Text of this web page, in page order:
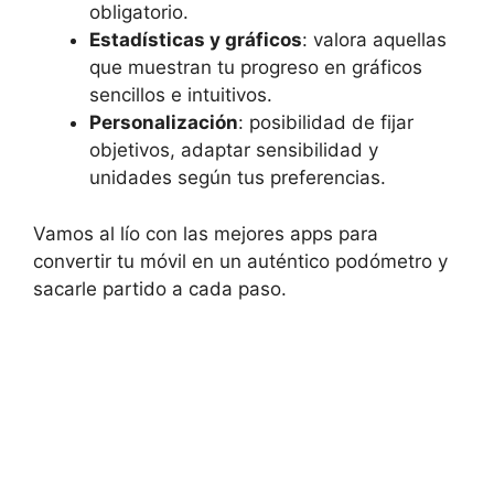
obligatorio.
Estadísticas y gráficos: valora aquellas
que muestran tu progreso en gráficos
sencillos e intuitivos.
Personalización: posibilidad de fijar
objetivos, adaptar sensibilidad y
unidades según tus preferencias.
Vamos al lío con las mejores apps para
convertir tu móvil en un auténtico podómetro y
sacarle partido a cada paso.